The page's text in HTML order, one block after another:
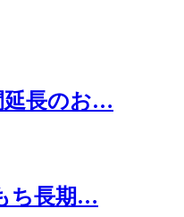
延長のお…
ち長期…